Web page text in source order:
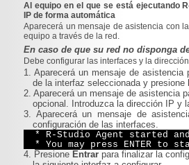
Al equipo en el que se está ejecutando
IP de forma automática
Aparecerá un mensaje de asistencia con
equipo a través de la red.
En caso de que su red no disponga
Debe configurar las interfaces y la
1. Aparecerá un mensaje de
de la interfaz seleccionada y presione
2. Aparecerá un mensaje de asistencia
opcional. Introduzca la dirección IP y
3. Aparecerá un mensaje de
configuración de las interfaces.
* R-Studio Agent started
* You may press ENTER to
4. Presione Entrar para finalizar la